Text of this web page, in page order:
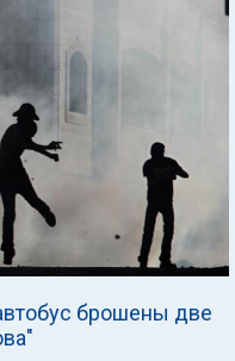
брошены две